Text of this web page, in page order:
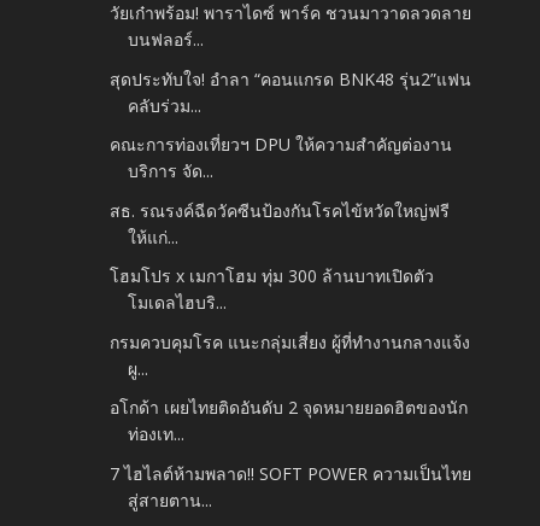
วัยเก๋าพร้อม! พาราไดซ์ พาร์ค ชวนมาวาดลวดลาย
บนฟลอร์...
สุดประทับใจ! อำลา “คอนแกรด BNK48 รุ่น2”แฟน
คลับร่วม...
คณะการท่องเที่ยวฯ DPU ให้ความสำคัญต่องาน
บริการ จัด...
สธ. รณรงค์ฉีดวัคซีนป้องกันโรคไข้หวัดใหญ่ฟรี
ให้แก่...
โฮมโปร x เมกาโฮม ทุ่ม 300 ล้านบาทเปิดตัว
โมเดลไฮบริ...
กรมควบคุมโรค แนะกลุ่มเสี่ยง ผู้ที่ทำงานกลางแจ้ง
ผู...
อโกด้า เผยไทยติดอันดับ 2 จุดหมายยอดฮิตของนัก
ท่องเท...
7 ไฮไลต์ห้ามพลาด!! SOFT POWER ความเป็นไทย
สู่สายตาน...